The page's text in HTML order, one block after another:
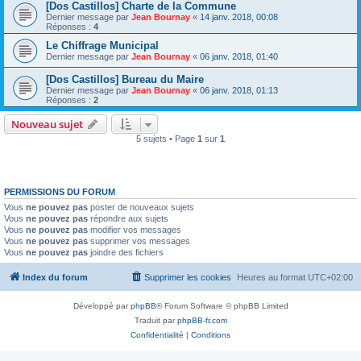
[Dos Castillos] Charte de la Commune
Dernier message par Jean Bournay « 14 janv. 2018, 00:08
Réponses : 4
Le Chiffrage Municipal
Dernier message par Jean Bournay « 06 janv. 2018, 01:40
[Dos Castillos] Bureau du Maire
Dernier message par Jean Bournay « 06 janv. 2018, 01:13
Réponses : 2
Nouveau sujet
5 sujets • Page 1 sur 1
PERMISSIONS DU FORUM
Vous ne pouvez pas poster de nouveaux sujets
Vous ne pouvez pas répondre aux sujets
Vous ne pouvez pas modifier vos messages
Vous ne pouvez pas supprimer vos messages
Vous ne pouvez pas joindre des fichiers
Index du forum Heures au format UTC+02:00
Supprimer les cookies
Développé parphpBB® Forum Software © phpBB Limited
Traduit parphpBB-fr.com
Confidentialité | Conditions